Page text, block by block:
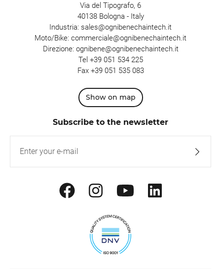
Via del Tipografo, 6
40138 Bologna - Italy
Industria: sales@ognibenechaintech.it
Moto/Bike: commerciale@ognibenechaintech.it
Direzione: ognibene@ognibenechaintech.it
Tel +39 051 534 225
Fax +39 051 535 083
Show on map
Subscribe to the newsletter